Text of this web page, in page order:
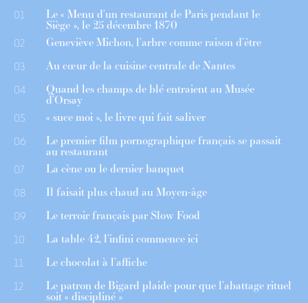
01 Le « Menu d’un restaurant de Paris pendant le
Siège », le 25 décembre 1870
02 Geneviève Michon, l’arbre comme raison d’être
03 Au cœur de la cuisine centrale de Nantes
04 Quand les champs de blé entraient au Musée
d’Orsay
05 « suce moi », le livre qui fait saliver
06 Le premier film pornographique français se passait
au restaurant
07 La cène ou le dernier banquet
08 Il faisait plus chaud au Moyen-âge
09 Le terroir français par Slow Food
10 La table 42, l’infini commence ici
11 Le chocolat à l’affiche
12 Le patron de Bigard plaide pour que l’abattage rituel
soit « discipliné »